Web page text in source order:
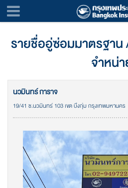
รายชื่ออู่ซ่อมมาตรฐา
จำหน่
นวมินทร์ การาจ
19/41 ซ.นวมินทร์ 103 เขต บึงกุ่ม กรุงเทพมหานคร